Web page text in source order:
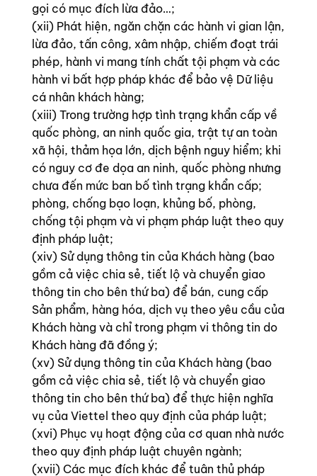
gọi có mục đích lừa đảo…;
(xii) Phát hiện, ngăn chặn các hành vi gian lận,
lừa đảo, tấn công, xâm nhập, chiếm đoạt trái
phép, hành vi mang tính chất tội phạm và các
hành vi bất hợp pháp khác để bảo vệ Dữ liệu
cá nhân khách hàng;
(xiii) Trong trường hợp tình trạng khẩn cấp về
quốc phòng, an ninh quốc gia, trật tự an toàn
xã hội, thảm họa lớn, dịch bệnh nguy hiểm; khi
có nguy cơ đe dọa an ninh, quốc phòng nhưng
chưa đến mức ban bố tình trạng khẩn cấp;
phòng, chống bạo loạn, khủng bố, phòng,
chống tội phạm và vi phạm pháp luật theo quy
định pháp luật;
(xiv) Sử dụng thông tin của Khách hàng (bao
gồm cả việc chia sẻ, tiết lộ và chuyển giao
thông tin cho bên thứ ba) để bán, cung cấp
Sản phẩm, hàng hóa, dịch vụ theo yêu cầu của
Khách hàng và chỉ trong phạm vi thông tin do
Khách hàng đã đồng ý;
(xv) Sử dụng thông tin của Khách hàng (bao
gồm cả việc chia sẻ, tiết lộ và chuyển giao
thông tin cho bên thứ ba) để thực hiện nghĩa
vụ của Viettel theo quy định của pháp luật;
(xvi) Phục vụ hoạt động của cơ quan nhà nước
theo quy định pháp luật chuyên ngành;
(xvii) Các mục đích khác để tuân thủ pháp